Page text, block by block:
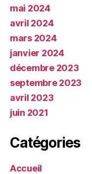
mai 2024
avril 2024
mars 2024
janvier 2024
décembre 2023
septembre 2023
avril 2023
juin 2021
Catégories
Accueil